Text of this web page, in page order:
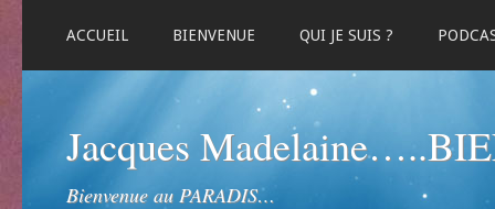
ACCUEIL BIENVENUE QUI JE SUIS ?
Jacques
Bienvenue au PARADIS…